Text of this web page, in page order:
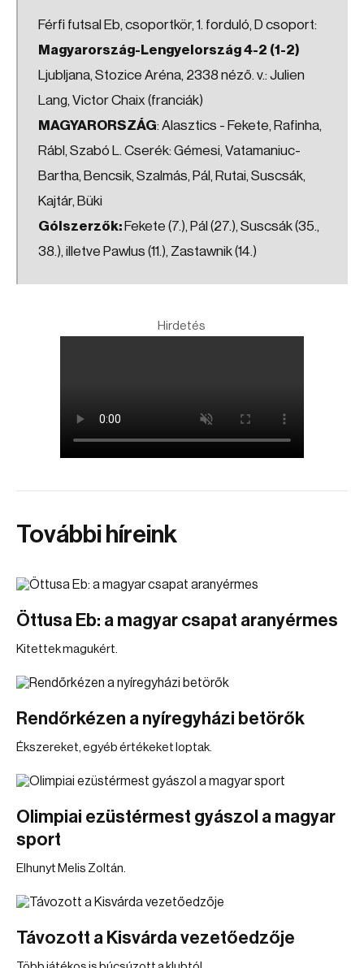
Férfi futsal Eb, csoportkör, 1. forduló, D csoport:
Magyarország-Lengyelország 4-2 (1-2)
Ljubljana, Stozice Aréna, 2338 néző. v.: Julien
Lang, Victor Chaix (franciák)
MAGYARORSZÁG: Alasztics - Fekete, Rafinha,
Rábl, Szabó L. Cserék: Gémesi, Vatamaniuc-
Bartha, Bencsik, Szalmás, Pál, Rutai, Suscsák,
Kajtár, Büki
Gólszerzők: Fekete (7.), Pál (27.), Suscsák (35.,
38.), illetve Pawlus (11.), Zastawnik (14.)
Hirdetés
További híreink
Öttusa Eb: a magyar csapat aranyérmes
Kitettek magukért.
Rendőrkézen a nyíregyházi betörők
Ékszereket, egyéb értékeket loptak.
Olimpiai ezüstérmest gyászol a magyar
sport
Elhunyt Melis Zoltán.
Távozott a Kisvárda vezetőedzője